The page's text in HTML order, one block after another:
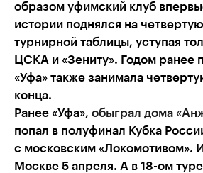
образом уфимский клуб
истории поднялся на
турнирной таблицы, уступая
ЦСКА и «Зениту». Годом ранее
«Уфа» также занимала
конца.
Ранее «Уфа», обыграл дома
попал в полуфинал Кубка
с московским «Локомотивом».
Москве 5 апреля. А в 18-ом